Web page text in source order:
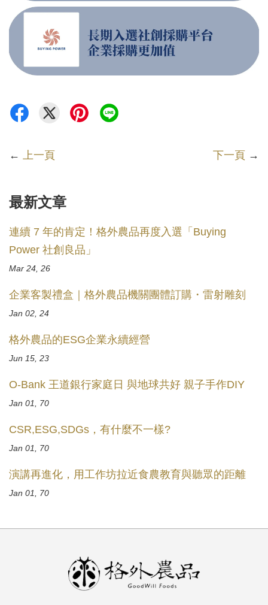
← 上一頁 下一頁 →
最新文章
連續 7 年的肯定！格外農品再度入選「Buying
Power 社創良品」
Mar 24, 26
企業客製禮盒｜格外農品機關團體訂購・雷射雕刻
Jan 02, 24
格外農品的ESG企業永續經營
Jun 15, 23
O-Bank 王道銀行家庭日 與地球共好 親子手作DIY
Jan 01, 70
CSR,ESG,SDGs，有什麼不一樣?
Jan 01, 70
演講再進化，用工作坊拉近食農教育與聽眾的距離
Jan 01, 70